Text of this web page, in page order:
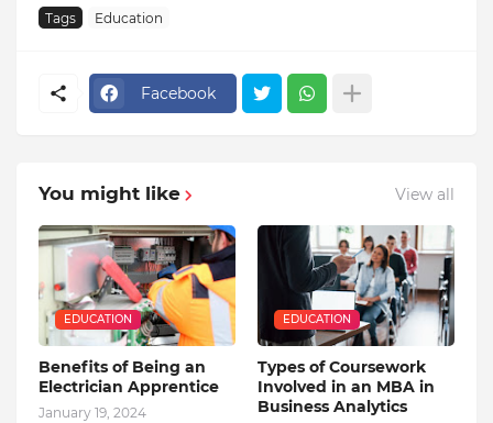
Tags Education
Facebook
You might like View all
EDUCATION
Benefits of Being an
Electrician Apprentice
January 19, 2024
EDUCATION
Types of Coursework
Involved in an MBA in
Business Analytics